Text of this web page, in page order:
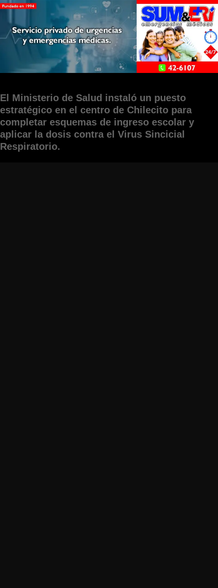
El Ministerio de Salud instaló un puesto
estratégico en el centro de Chilecito para
completar esquemas de ingreso escolar y
aplicar la dosis contra el Virus Sincicial
Respiratorio.